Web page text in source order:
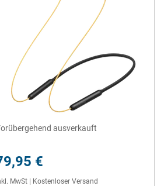
ausverkauft
€
MwSt Kostenloser Versand